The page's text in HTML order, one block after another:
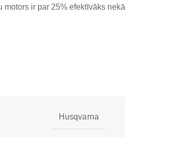
ir par 25% efektīvāks nekā
Husqvarna